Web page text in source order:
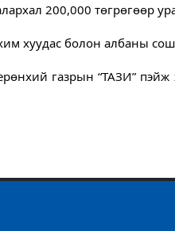
200,000 төгрөгөөр
хуудас болон албаны
газрын “ТАЗИ”